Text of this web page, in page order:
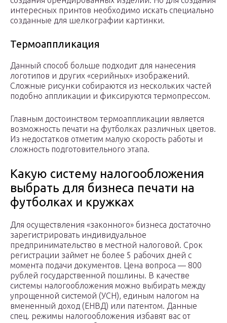
интересных принтов необходимо искать специально
созданные для шелкографии картинки.
Термоаппликация
Данный способ больше подходит для нанесения
логотипов и других «серийных» изображений.
Сложные рисунки собираются из нескольких частей
подобно аппликации и фиксируются термопрессом.
Главным достоинством термоаппликации является
возможность печати на футболках различных цветов.
Из недостатков отметим малую скорость работы и
сложность подготовительного этапа.
Какую систему налогообложения
выбрать для бизнеса печати на
футболках и кружках
Для осуществления «законного» бизнеса достаточно
зарегистрировать индивидуальное
предпринимательство в местной налоговой. Срок
регистрации займет не более 5 рабочих дней с
момента подачи документов. Цена вопроса — 800
рублей государственной пошлины. В качестве
системы налогообложения можно выбирать между
упрощенной системой (УСН), единым налогом на
вмененный доход (ЕНВД) или патентом. Данные
спец. режимы налогообложения избавят вас от